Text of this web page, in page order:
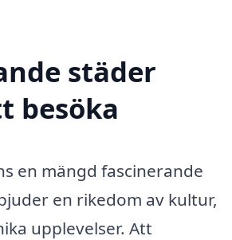
städer
besöka
en mängd fascinerande
en rikedom av kultur,
upplevelser. Att